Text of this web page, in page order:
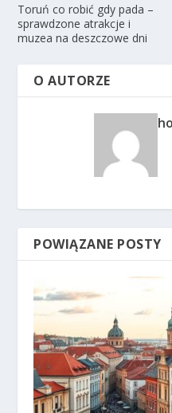
Toruń co robić gdy pada –
sprawdzone atrakcje i
muzea na deszczowe dni
O AUTORZE
POWIĄZANE POSTY